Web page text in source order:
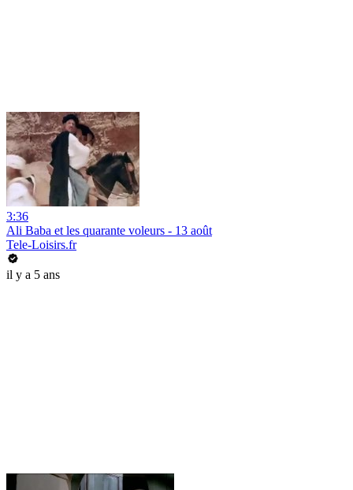
3:36
Ali Baba et les quarante voleurs - 13 août
Tele-Loisirs.fr
il y a 5 ans